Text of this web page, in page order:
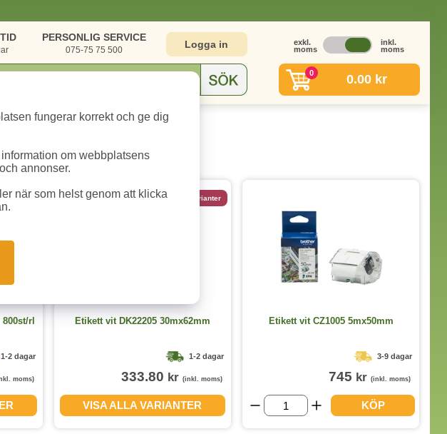
PERSONLIG SERVICE
075-75 75 500 Logga in
exkl.
moms
inkl.
moms
0 0.00 kr
varianter
rl
1-2 dagar
moms)
4 varianter
Etikett vit DK22205 30mx62mm
1-2 dagar
333.80 kr (inkl. moms)
VISA ALLA VARIANTER
Etikett vit CZ1005 5mx50mm
3-9 dagar
745 kr (inkl. moms)
KÖP
fungerar korrekt och ge dig
om webbplatsens
annonser.
när som helst genom att klicka